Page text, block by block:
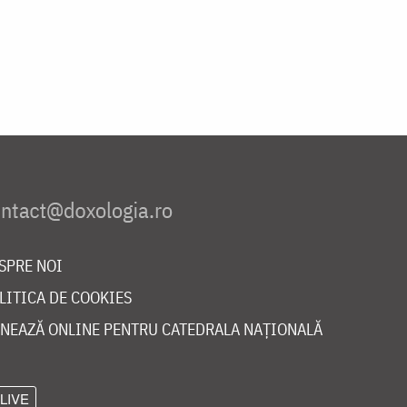
NOI
DE COOKIES
ONLINE PENTRU CATEDRALA NAȚIONALĂ
LIVE